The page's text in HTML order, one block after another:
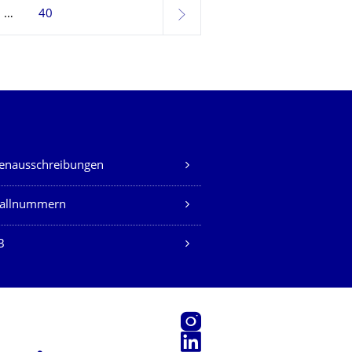
40
weiter
Instagram
LinkedIn